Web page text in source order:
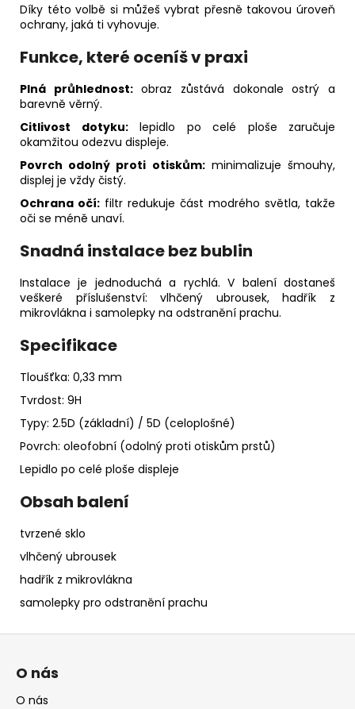
Díky této volbě si můžeš vybrat přesně takovou úroveň
ochrany, jaká ti vyhovuje.
Funkce, které oceníš v praxi
Plná průhlednost:obraz zůstává dokonale ostrý a
barevně věrný.
Citlivost dotyku:lepidlo po celé ploše zaručuje
okamžitou odezvu displeje.
Povrch odolný proti otiskům:minimalizuje šmouhy,
displej je vždy čistý.
Ochrana očí: filtr redukuje část modrého světla, takže
oči se méně unaví.
Snadná instalace bez bublin
Instalace je jednoduchá a rychlá. V balení dostaneš
veškeré příslušenství: vlhčený ubrousek, hadřík z
mikrovlákna i samolepky na odstranění prachu.
Specifikace
Tloušťka: 0,33 mm
Tvrdost: 9H
Typy: 2.5D (základní) / 5D (celoplošné)
Povrch: oleofobní (odolný proti otiskům prstů)
Lepidlo po celé ploše displeje
Obsah balení
tvrzené sklo
vlhčený ubrousek
hadřík z mikrovlákna
samolepky pro odstranění prachu
Z
O nás
O nás